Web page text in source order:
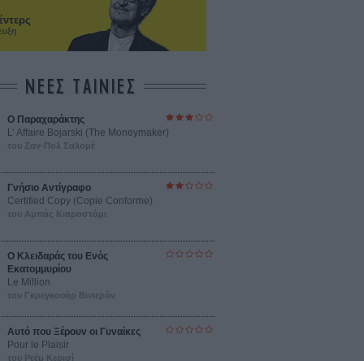
ΝΕΕΣ ΤΑΙΝΙΕΣ
Ο Παραχαράκτης
L’ Affaire Bojarski (The Moneymaker)
του Ζαν-Πολ Σαλομέ
Γνήσιο Αντίγραφο
Certified Copy (Copie Conforme)
του Αμπάς Κιαροστάμι
Ο Κλειδαράς του Ενός
Εκατομμυρίου
Le Million
του Γκρεγκουάρ Βινιερόν
Αυτό που Ξέρουν οι Γυναίκες
Pour le Plaisir
του Ρεέμ Κερισί